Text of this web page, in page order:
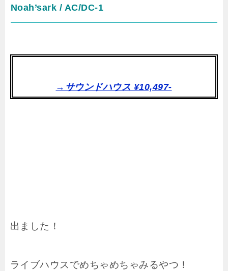
Noah’sark / AC/DC-1
→サウンドハウス ¥10,497-
出ました！
ライブハウスでめちゃめちゃみるやつ！